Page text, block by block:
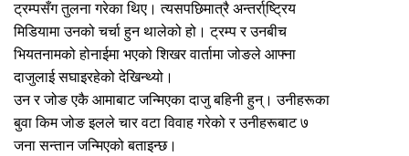
ट्रम्पसँग तुलना गरेका थिए। त्यसपछिमात्रै अन्तर्रा्ष्ट्रिय
मिडियामा उनको चर्चा हुन थालेको हो। ट्रम्प र उनबीच
भियतनामको होनाईमा भएको शिखर वार्तामा जोङले आफ्ना
दाजुलाई सघाइरहेको देखिन्थ्यो।
उन र जोङ एकै आमाबाट जन्मिएका दाजु बहिनी हुन्। उनीहरूका
बुवा किम जोङ इलले चार वटा विवाह गरेको र उनीहरूबाट ७
जना सन्तान जन्मिएको बताइन्छ।